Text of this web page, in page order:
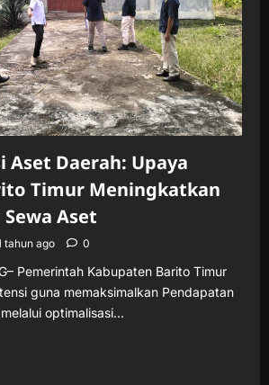
Aset Daerah: Upaya
Timur Meningkatkan
Aset
tahun ago 0
Pemerintah Kabupaten Barito Timur
guna memaksimalkan Pendapatan
optimalisasi...